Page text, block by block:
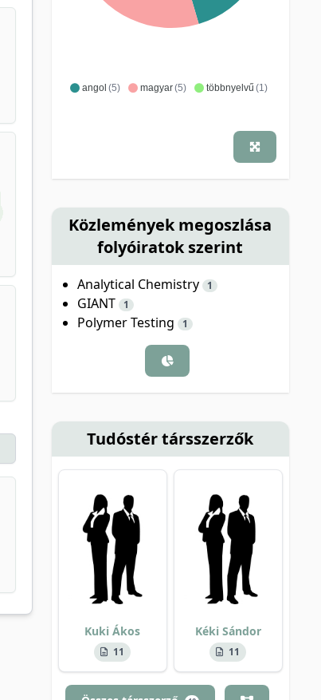
angol (5) magyar(5) többnyelvű (1)
Közlemények megoszlása
folyóiratok szerint
Analytical Chemistry 1
GIANT 1
Polymer Testing 1
Tudóstér társszerzők
Kuki Ákos
11
Kéki Sándor
11